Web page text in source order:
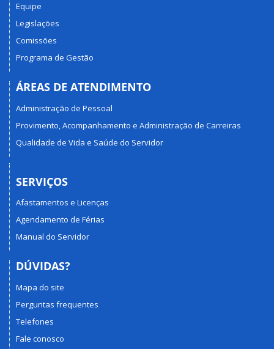
Equipe
Legislações
Comissões
Programa de Gestão
ÁREAS DE ATENDIMENTO
Administração de Pessoal
Provimento, Acompanhamento e Administração de Carreiras
Qualidade de Vida e Saúde do Servidor
SERVIÇOS
Afastamentos e Licenças
Agendamento de Férias
Manual do Servidor
DÚVIDAS?
Mapa do site
Perguntas frequentes
Telefones
Fale conosco